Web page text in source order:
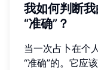
我如何判断
“准确”？
当一次占卜在个
“准确”的。它应